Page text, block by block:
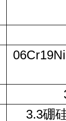
3.3硼